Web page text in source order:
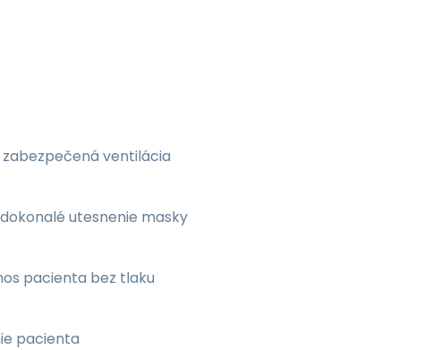
ventilácia
utesnenie masky
pacienta bez tlaku
pacienta